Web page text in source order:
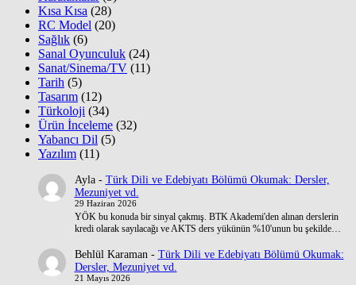
Kısa Kısa (28)
RC Model (20)
Sağlık (6)
Sanal Oyunculuk (24)
Sanat/Sinema/TV (11)
Tarih (5)
Tasarım (12)
Türkoloji (34)
Ürün İnceleme (32)
Yabancı Dil (5)
Yazılım (11)
Ayla- Türk Dili ve Edebiyatı Bölümü Okumak: Dersler,
Mezuniyet vd.
29 Haziran 2026
YÖK bu konuda bir sinyal çakmış. BTK Akademi'den alınan derslerin
kredi olarak sayılacağı ve AKTS ders yükünün %10'unun bu şekilde…
Behlül Karaman- Türk Dili ve Edebiyatı Bölümü Okumak:
Dersler, Mezuniyet vd.
21 Mayıs 2026